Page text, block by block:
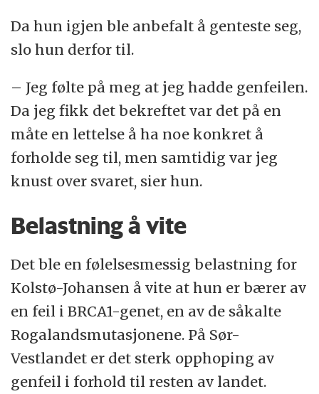
Da hun igjen ble anbefalt å genteste seg,
slo hun derfor til.
– Jeg følte på meg at jeg hadde genfeilen.
Da jeg fikk det bekreftet var det på en
måte en lettelse å ha noe konkret å
forholde seg til, men samtidig var jeg
knust over svaret, sier hun.
Belastning å vite
Det ble en følelsesmessig belastning for
Kolstø-Johansen å vite at hun er bærer av
en feil i BRCA1-genet, en av de såkalte
Rogalandsmutasjonene. På Sør-
Vestlandet er det sterk opphoping av
genfeil i forhold til resten av landet.